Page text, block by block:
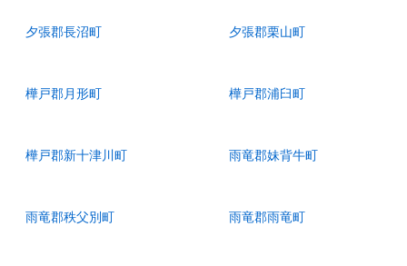
夕張郡長沼町 夕張郡栗山町
樺戸郡月形町 樺戸郡浦臼町
樺戸郡新十津川町 雨竜郡妹背牛町
雨竜郡秩父別町 雨竜郡雨竜町